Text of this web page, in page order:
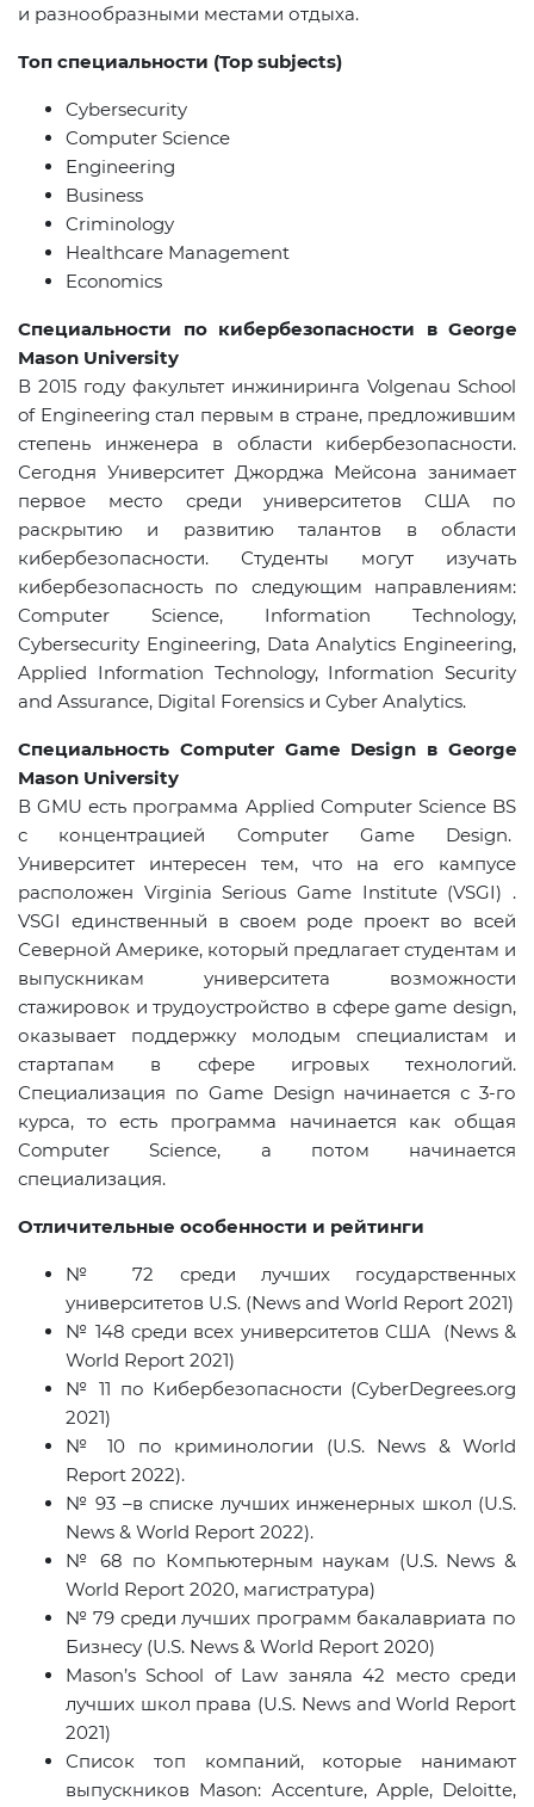
и разнообразными местами отдыха.
Топ специальности (Top subjects)
Cybersecurity
Computer Science
Engineering
Business
Criminology
Healthcare Management
Economics
Специальности по кибербезопасности в George
Mason University
В 2015 году факультет инжиниринга Volgenau School
of Engineering стал первым в стране, предложившим
степень инженера в области кибербезопасности.
Сегодня Университет Джорджа Мейсона занимает
первое место среди университетов США по
раскрытию и развитию талантов в области
кибербезопасности. Студенты могут изучать
кибербезопасность по следующим направлениям:
Computer Science, Information Technology,
Cybersecurity Engineering, Data Analytics Engineering,
Applied Information Technology, Information Security
and Assurance, Digital Forensics и Cyber Analytics.
Специальность Computer Game Design в George
Mason University
В GMUесть программа Applied Computer Science BS
c концентрацией Computer Game Design.
Университет интересен тем, что на его кампусе
расположен Virginia Serious Game Institute (VSGI) .
VSGI единственный в своем роде проект во всей
Северной Америке, который предлагает студентам и
выпускникам университета возможности
стажировок и трудоустройство в сфере game design,
оказывает поддержку молодым специалистам и
стартапам в сфере игровых технологий.
Специализация по Game Design начинается с 3-го
курса, то есть программа начинается как общая
Computer Science, а потом начинается
специализация.
Отличительные особенности и рейтинги
№ 72 среди лучших государственных
университетов U.S. (News and World Report 2021)
№ 148 среди всех университетов США (News &
World Report 2021)
№ 11 по Кибербезопасности (CyberDegrees.org
2021)
№ 10 по криминологии (U.S. News & World
Report 2022).
№ 93 –в списке лучших инженерных школ (U.S.
News & World Report 2022).
№ 68 по Компьютерным наукам (U.S. News &
World Report 2020, магистратура)
№ 79 среди лучших программ бакалавриата по
Бизнесу (U.S. News & World Report 2020)
Mason’s School of Law заняла 42 место среди
лучших школ права (U.S. News and World Report
2021)
Список топ компаний, которые нанимают
выпускников Mason: Accenture, Apple, Deloitte,